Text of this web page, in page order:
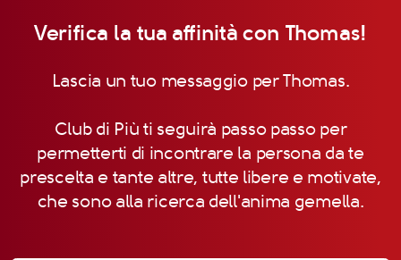
Verifica la tua affinità con Thomas!
Lascia un tuo messaggio per Thomas.
Club di Più ti seguirà passo passo per
permetterti di incontrare la persona da te
prescelta e tante altre, tutte libere e motivate,
che sono alla ricerca dell'anima gemella.